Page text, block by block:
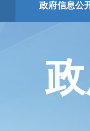
政府信息公